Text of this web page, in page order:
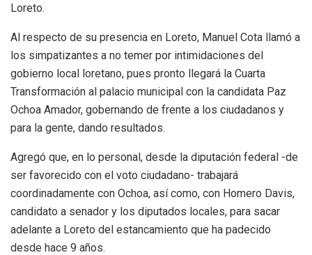
Loreto.
Al respecto de su presencia en Loreto, Manuel Cota llamó a
los simpatizantes a no temer por intimidaciones del
gobierno local loretano, pues pronto llegará la Cuarta
Transformación al palacio municipal con la candidata Paz
Ochoa Amador, gobernando de frente a los ciudadanos y
para la gente, dando resultados.
Agregó que, en lo personal, desde la diputación federal -de
ser favorecido con el voto ciudadano- trabajará
coordinadamente con Ochoa, así como, con Homero Davis,
candidato a senador y los diputados locales, para sacar
adelante a Loreto del estancamiento que ha padecido
desde hace 9 años.